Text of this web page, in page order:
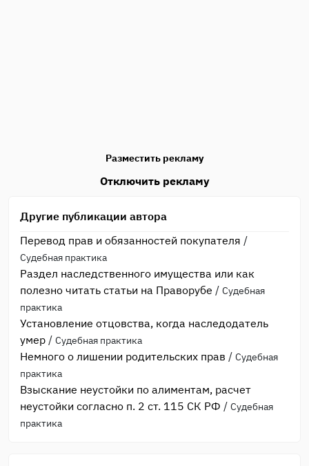
Разместить рекламу
Отключить рекламу
Другие публикации автора
Перевод прав и обязанностей покупателя /
Судебная практика
Раздел наследственного имущества или как
полезно читать статьи на Праворубе / Судебная
практика
Установление отцовства, когда наследодатель
умер / Судебная практика
Немного о лишении родительских прав / Судебная
практика
Взыскание неустойки по алиментам, расчет
неустойки согласно п. 2 ст. 115 СК РФ / Судебная
практика